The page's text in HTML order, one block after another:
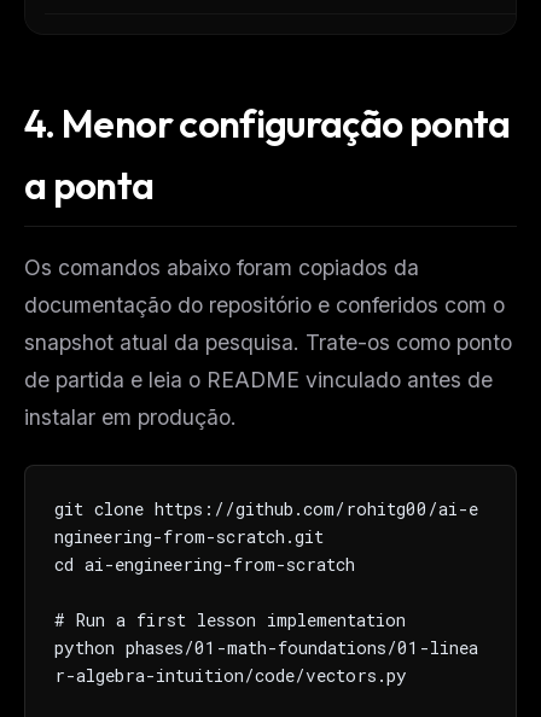
4. Menor configuração ponta
a ponta
Os comandos abaixo foram copiados da
documentação do repositório e conferidos com o
snapshot atual da pesquisa. Trate-os como ponto
de partida e leia o README vinculado antes de
instalar em produção.
git clone https://github.com/rohitg00/ai-e
ngineering-from-scratch.git
cd ai-engineering-from-scratch
# Run a first lesson implementation
python phases/01-math-foundations/01-linea
r-algebra-intuition/code/vectors.py